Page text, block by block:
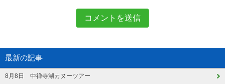
最新の記事
8月8日 中禅寺湖カヌーツアー